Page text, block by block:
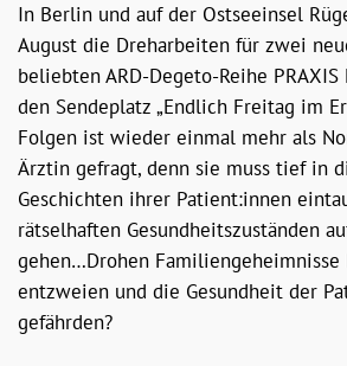
In Berlin und auf der Ostseeinsel
August die Dreharbeiten für zwei
beliebten ARD-Degeto-Reihe PRAXIS
den Sendeplatz „Endlich Freitag im
Folgen ist wieder einmal mehr als
Ärztin gefragt, denn sie muss tief in
Geschichten ihrer Patient:innen
rätselhaften Gesundheitszuständen
gehen…Drohen Familiengeheimnisse
entzweien und die Gesundheit der
gefährden?